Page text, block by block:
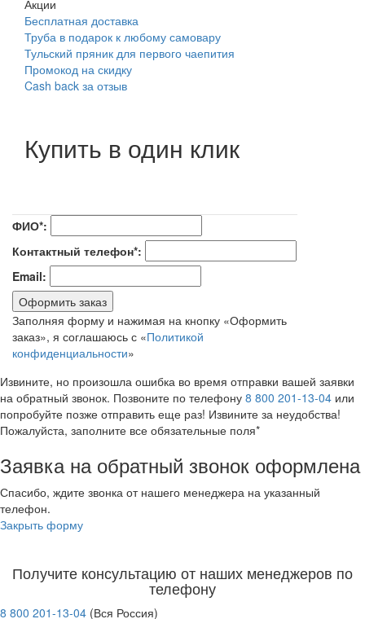
Акции
Бесплатная доставка
Труба в подарок к любому самовару
Тульский пряник для первого чаепития
Промокод на скидку
Cash back за отзыв
Купить в один клик
ФИО*:
Контактный телефон*:
Email:
Оформить заказ
Заполняя форму и нажимая на кнопку «Оформить
заказ», я соглашаюсь с «Политикой
конфиденциальности»
Извините, но произошла ошибка во время отправки вашей заявки
на обратный звонок. Позвоните по телефону 8 800 201-13-04 или
попробуйте позже отправить еще раз! Извините за неудобства!
Пожалуйста, заполните все обязательные поля*
Заявка на обратный звонок оформлена
Спасибо, ждите звонка от нашего менеджера на указанный
телефон.
Закрыть форму
Получите консультацию от наших менеджеров по
телефону
8 800 201-13-04 (Вся Россия)